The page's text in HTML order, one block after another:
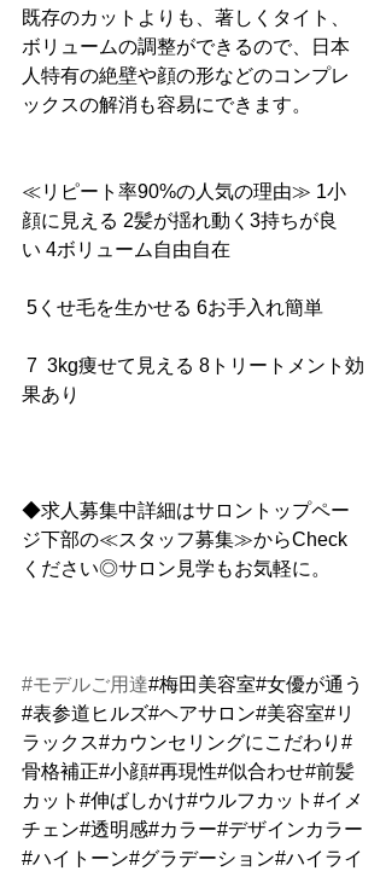
既存のカットよりも、著しくタイト、
ボリュームの調整ができるので、日本
人特有の絶壁や顔の形などのコンプレ
ックスの解消も容易にできます。
≪リピート率90%の人気の理由≫ 1小
顔に見える 2髪が揺れ動く3持ちが良
い 4ボリューム自由自在
5くせ毛を生かせる 6お手入れ簡単
7  3kg痩せて見える 8トリートメント効
果あり
◆求人募集中詳細はサロントップペー
ジ下部の≪スタッフ募集≫からCheck
ください◎サロン見学もお気軽に。
#モデルご用達#梅田美容室#女優が通う
#表参道ヒルズ#ヘアサロン#美容室#リ
ラックス#カウンセリングにこだわり#
骨格補正#小顔#再現性#似合わせ#前髪
カット#伸ばしかけ#ウルフカット#イメ
チェン#透明感#カラー#デザインカラー
#ハイトーン#グラデーション#ハイライ